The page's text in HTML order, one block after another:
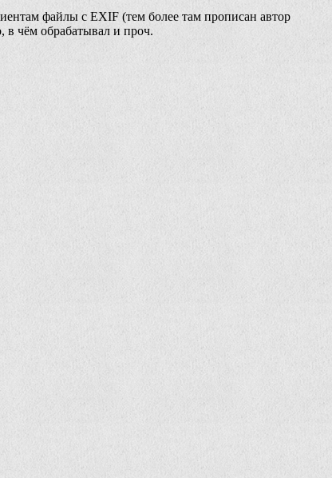
файлы с EXIF (тем более там прописан автор
в чём обрабатывал и проч.